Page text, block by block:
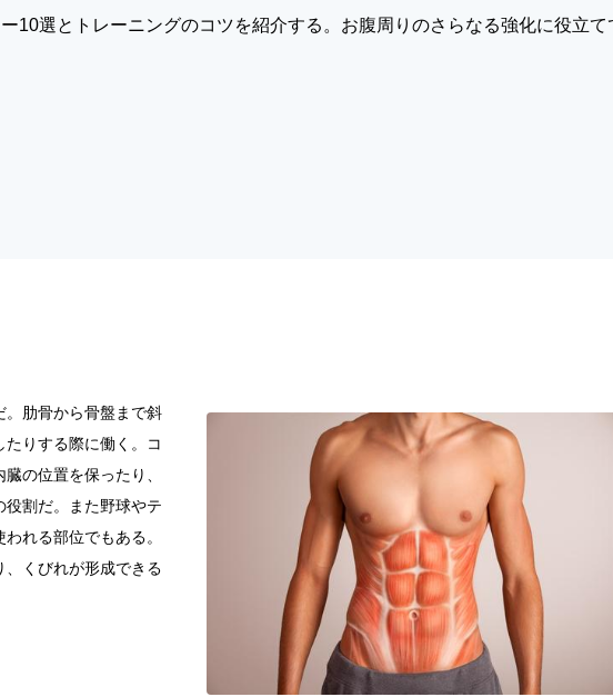
10選とトレーニングのコツを紹介する。お腹周りのさらなる強化に役立て
。肋骨から骨盤まで斜
りする際に働く。コ
の位置を保ったり、
割だ。また野球やテ
れる部位でもある。
くびれが形成できる